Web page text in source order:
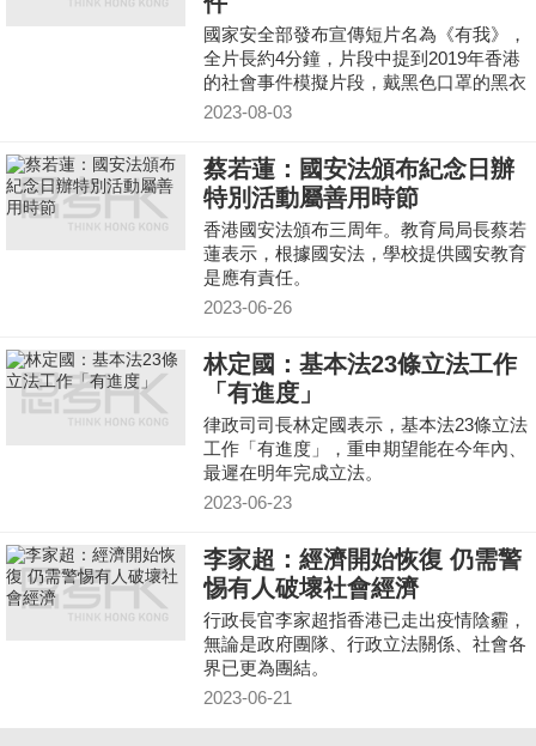
國家安全部發布宣傳短片名為《有我》，
全片長約4分鐘，片段中提到2019年香港
的社會事件模擬片段，戴黑色口罩的黑衣
人揮動鐵鎚、有人手持汽油彈，又在馬路
2023-08-03
蔡若蓮：國安法頒布紀念日辦
特別活動屬善用時節
香港國安法頒布三周年。教育局局長蔡若
蓮表示，根據國安法，學校提供國安教育
是應有責任。
2023-06-26
林定國：基本法23條立法工作
「有進度」
律政司司長林定國表示，基本法23條立法
工作「有進度」，重申期望能在今年內、
最遲在明年完成立法。
2023-06-23
李家超：經濟開始恢復 仍需警
惕有人破壞社會經濟
行政長官李家超指香港已走出疫情陰霾，
無論是政府團隊、行政立法關係、社會各
界已更為團結。
2023-06-21